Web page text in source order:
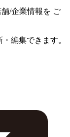
舗/企業情報を ご
編集できます。